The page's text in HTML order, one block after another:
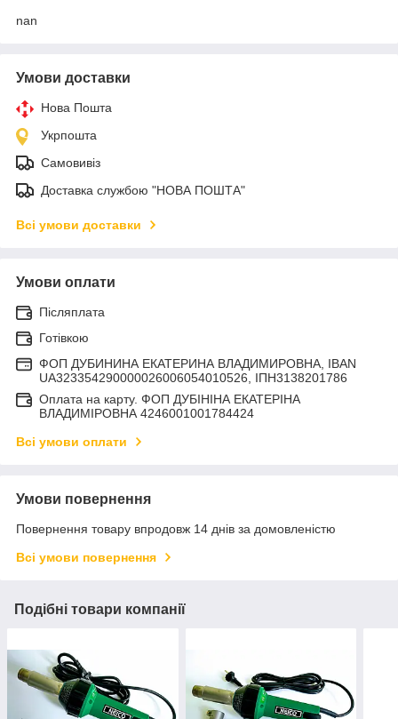
nan
Умови доставки
Нова Пошта
Укрпошта
Самовивіз
Доставка службою "НОВА ПОШТА"
Всі умови доставки
Умови оплати
Післяплата
Готівкою
ФОП ДУБИНИНА ЕКАТЕРИНА ВЛАДИМИРОВНА, IBAN
UA323354290000026006054010526, ІПН3138201786
Оплата на карту. ФОП ДУБІНІНА ЕКАТЕРІНА
ВЛАДИМІРОВНА 4246001001784424
Всі умови оплати
Умови повернення
Повернення товару впродовж 14 днів за домовленістю
Всі умови повернення
Подібні товари компанії